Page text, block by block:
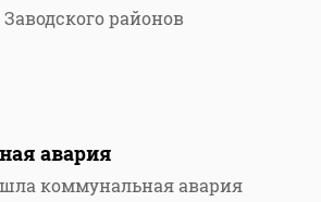
районов
авария
коммунальная авария